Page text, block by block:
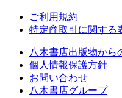
ご利用規約
特定商取引に関する
八木書店出版物から
個人情報保護方針
お問い合わせ
八木書店グループ